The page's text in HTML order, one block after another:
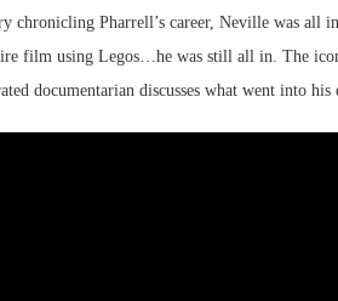
chronicling Pharrell’s career, Neville was all
film using Legos…he was still all in. The
documentarian discusses what went into